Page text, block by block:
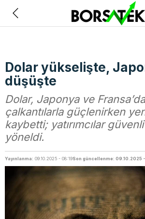
Dolar yükselişte,
düşüşte
Dolar, Japonya ve
çalkantılarla güçlenirken
kaybetti; yatırımcılar
yöneldi.
Yayınlanma: 09.10.2025 - 08:19Son güncellenme: 09.10.2025